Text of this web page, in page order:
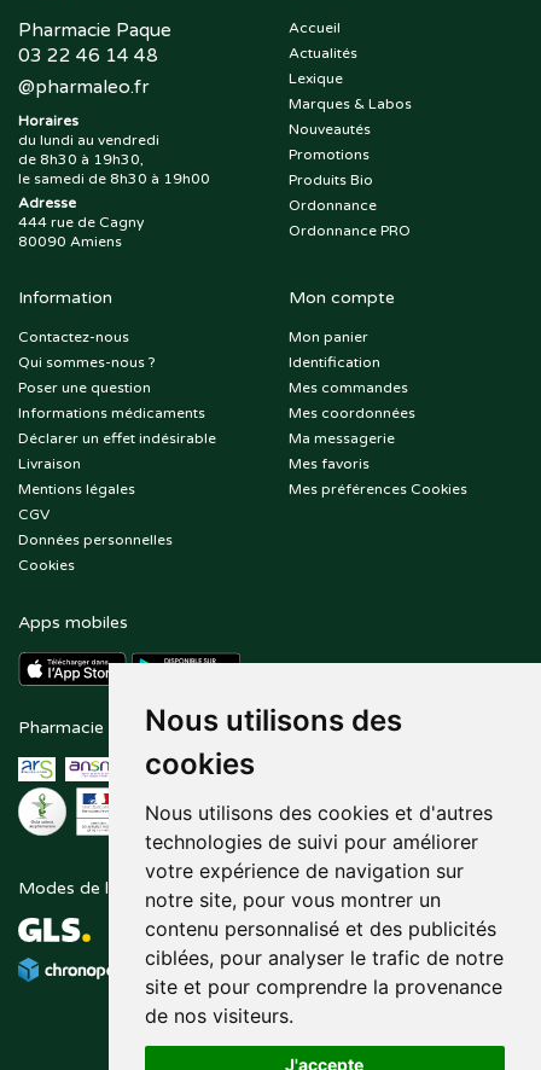
Nous utilisons des
cookies
Nous utilisons des cookies et d'autres
technologies de suivi pour améliorer
votre expérience de navigation sur
notre site, pour vous montrer un
contenu personnalisé et des publicités
ciblées, pour analyser le trafic de notre
site et pour comprendre la provenance
de nos visiteurs.
J'accepte
Pharmacie Paque
03 22 46 14 48
@pharmaleo.fr
Horaires
du lundi au vendredi
de 8h30 à 19h30,
le samedi de 8h30 à 19h00
Adresse
444 rue de Cagny
80090 Amiens
Accueil
Actualités
Lexique
Marques & Labos
Nouveautés
Promotions
Produits Bio
Ordonnance
Ordonnance PRO
Information
Contactez-nous
Qui sommes-nous ?
Poser une question
Informations médicaments
Déclarer un effet indésirable
Livraison
Mentions légales
CGV
Données personnelles
Cookies
Mon compte
Mon panier
Identification
Mes commandes
Mes coordonnées
Ma messagerie
Mes favoris
Mes préférences Cookies
Apps mobiles
Pharmacie en ligne agréée Paiement sécurisé
Modes de livraison Suivez-nous sur